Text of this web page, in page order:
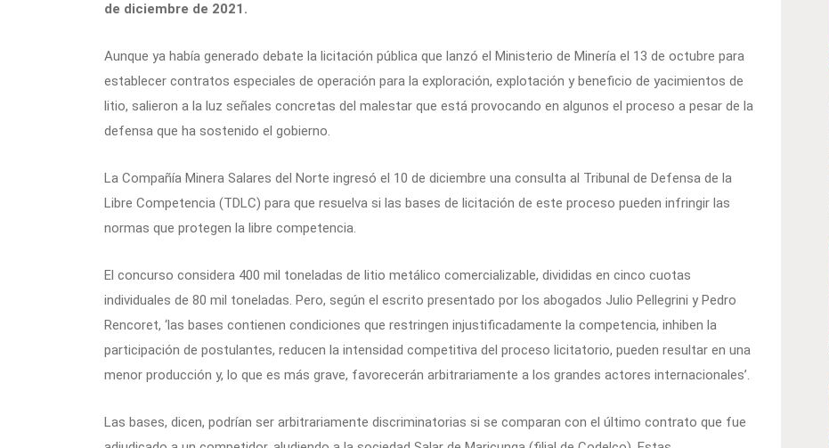
de diciembre de 2021.
Aunque ya había generado debate la licitación pública que lanzó el Ministerio de Minería el 13 de octubre para
establecer contratos especiales de operación para la exploración, explotación y beneficio de yacimientos de
litio, salieron a la luz señales concretas del malestar que está provocando en algunos el proceso a pesar de la
defensa que ha sostenido el gobierno.
La Compañía Minera Salares del Norte ingresó el 10 de diciembre una consulta al Tribunal de Defensa de la
Libre Competencia (TDLC) para que resuelva si las bases de licitación de este proceso pueden infringir las
normas que protegen la libre competencia.
El concurso considera 400 mil toneladas de litio metálico comercializable, divididas en cinco cuotas
individuales de 80 mil toneladas. Pero, según el escrito presentado por los abogados Julio Pellegrini y Pedro
Rencoret, ‘las bases contienen condiciones que restringen injustificadamente la competencia, inhiben la
participación de postulantes, reducen la intensidad competitiva del proceso licitatorio, pueden resultar en una
menor producción y, lo que es más grave, favorecerán arbitrariamente a los grandes actores internacionales’.
Las bases, dicen, podrían ser arbitrariamente discriminatorias si se comparan con el último contrato que fue